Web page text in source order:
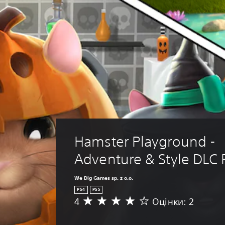
Hamster Playground -
Adventure & Style DLC
We Dig Games sp. z o.o.
PS4 PS5
С
4 Оцінки: 2